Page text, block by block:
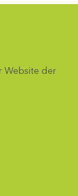
Website der